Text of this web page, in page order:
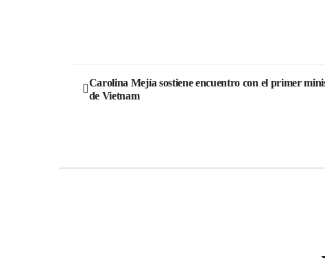
Carolina Mejía sostiene encuentro con el primer
de Vietnam